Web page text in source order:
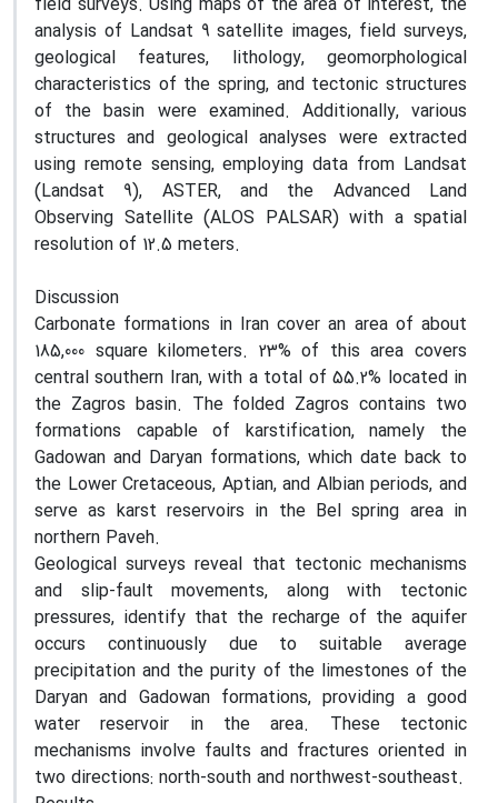
analysis of Landsat 9 satellite images, field surveys,
geological features, lithology, geomorphological
characteristics of the spring, and tectonic structures
of the basin were examined. Additionally, various
structures and geological analyses were extracted
using remote sensing, employing data from Landsat
(Landsat 9), ASTER, and the Advanced Land
Observing Satellite (ALOS PALSAR) with a spatial
resolution of 12.5 meters.
Discussion
Carbonate formations in Iran cover an area of about
185,000 square kilometers. 23% of this area covers
central southern Iran, with a total of 55.2% located in
the Zagros basin. The folded Zagros contains two
formations capable of karstification, namely the
Gadowan and Daryan formations, which date back to
the Lower Cretaceous, Aptian, and Albian periods, and
serve as karst reservoirs in the Bel spring area in
northern Paveh.
Geological surveys reveal that tectonic mechanisms
and slip-fault movements, along with tectonic
pressures, identify that the recharge of the aquifer
occurs continuously due to suitable average
precipitation and the purity of the limestones of the
Daryan and Gadowan formations, providing a good
water reservoir in the area. These tectonic
mechanisms involve faults and fractures oriented in
two directions: north-south and northwest-southeast.